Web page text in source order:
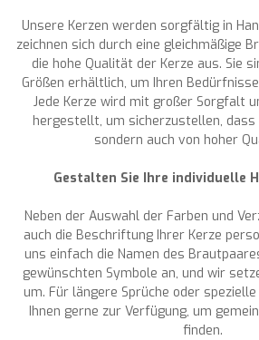
Unsere Kerzen werden sorgfältig in
zeichnen sich durch eine gleichmäßige
die hohe Qualität der Kerze aus. Sie
Größen erhältlich, um Ihren
Jede Kerze wird mit großer Sorgfalt
hergestellt, um sicherzustellen, dass
sondern auch von hoher
Gestalten Sie Ihre individuelle
Neben der Auswahl der Farben und
auch die Beschriftung Ihrer Kerze
uns einfach die Namen des
gewünschten Symbole an, und wir
um. Für längere Sprüche oder
Ihnen gerne zur Verfügung, um
finden.